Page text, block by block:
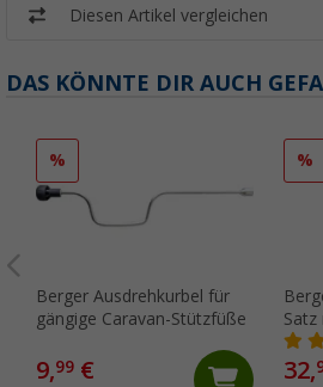
Diesen Artikel vergleichen
DAS KÖNNTE DIR AUCH
%
Berger Ausdrehkurbel für
gängige Caravan-Stützfüße
9,99 €
%
Satz
32,